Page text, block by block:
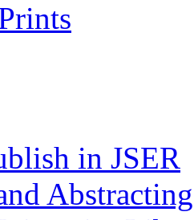
in JSER
Abstracting